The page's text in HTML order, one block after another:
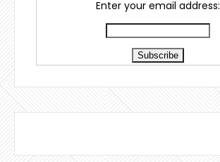
Enter your email address: